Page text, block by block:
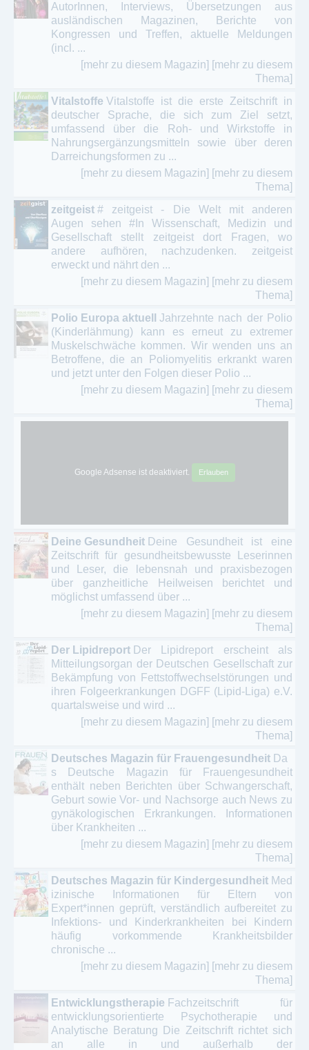
AutorInnen, Interviews, Übersetzungen aus
ausländischen Magazinen, Berichte von
Kongressen und Treffen, aktuelle Meldungen
(incl. ...
[mehr zu diesem Magazin] [mehr zu diesem
Thema]
Vitalstoffe Vitalstoffe ist die erste Zeitschrift in
deutscher Sprache, die sich zum Ziel setzt,
umfassend über die Roh- und Wirkstoffe in
Nahrungsergänzungsmitteln sowie über deren
Darreichungsformen zu ...
[mehr zu diesem Magazin] [mehr zu diesem
Thema]
zeitgeist # zeitgeist - Die Welt mit anderen
Augen sehen #In Wissenschaft, Medizin und
Gesellschaft stellt zeitgeist dort Fragen, wo
andere aufhören, nachzudenken. zeitgeist
erweckt und nährt den ...
[mehr zu diesem Magazin] [mehr zu diesem
Thema]
Polio Europa aktuell
Jahrzehnte nach der Polio
(Kinderlähmung) kann es erneut zu extremer
Muskelschwäche kommen. Wir wenden uns an
Betroffene, die an Poliomyelitis erkrankt waren
und jetzt unter den Folgen dieser Polio ...
[mehr zu diesem Magazin] [mehr zu diesem
Thema]
Google Adsense ist deaktiviert. Erlauben
Deine Gesundheit Deine Gesundheit ist eine
Zeitschrift für gesundheitsbewusste Leserinnen
und Leser, die lebensnah und praxisbezogen
über ganzheitliche Heilweisen berichtet und
möglichst umfassend über ...
[mehr zu diesem Magazin] [mehr zu diesem
Thema]
Der Lipidreport Der Lipidreport erscheint als
Mitteilungsorgan der Deutschen Gesellschaft zur
Bekämpfung von Fettstoffwechselstörungen und
ihren Folgeerkrankungen DGFF (Lipid-Liga) e.V.
quartalsweise und wird ...
[mehr zu diesem Magazin] [mehr zu diesem
Thema]
Deutsches Magazin für Frauengesundheit Da
s Deutsche Magazin für Frauengesundheit
enthält neben Berichten über Schwangerschaft,
Geburt sowie Vor- und Nachsorge auch News zu
gynäkologischen Erkrankungen. Informationen
über Krankheiten ...
[mehr zu diesem Magazin] [mehr zu diesem
Thema]
Deutsches Magazin für Kindergesundheit Med
izinische Informationen für Eltern von
Expert*innen geprüft, verständlich aufbereitet zu
Infektions- und Kinderkrankheiten bei Kindern
häufig vorkommende Krankheitsbilder
chronische ...
[mehr zu diesem Magazin] [mehr zu diesem
Thema]
Entwicklungstherapie Fachzeitschrift für
entwicklungsorientierte Psychotherapie und
Analytische Beratung Die Zeitschrift richtet sich
an alle in und außerhalb der